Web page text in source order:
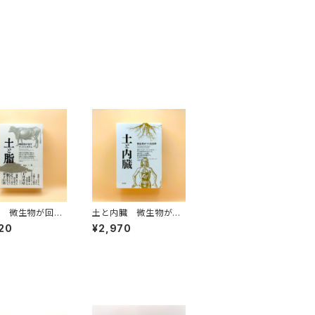
微生物が回す
ステム
土と内臓 微生物がつ
くる世界
¥2,970